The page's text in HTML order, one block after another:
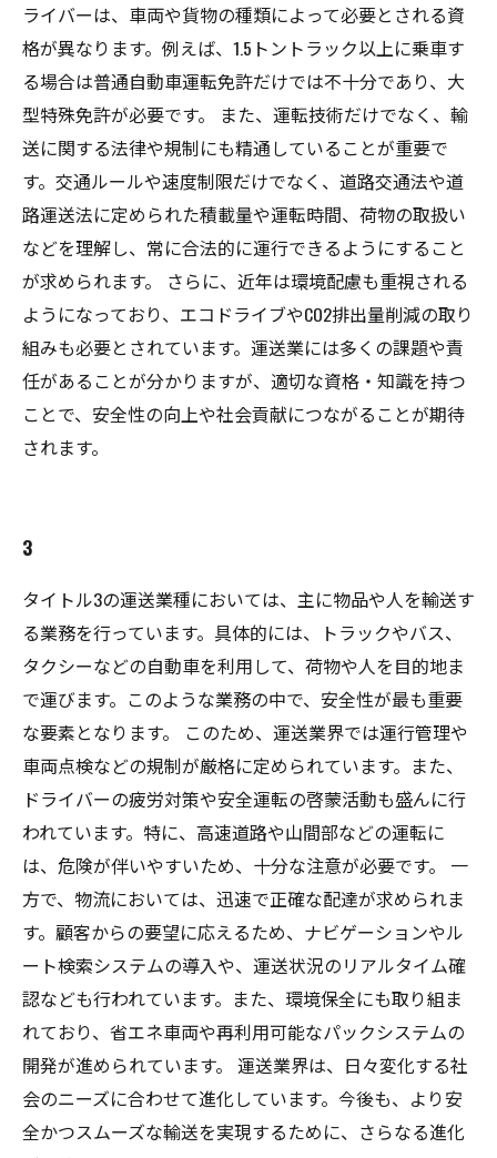
ライバーは、車両や貨物の種類によって必要とされる資
格が異なります。例えば、1.5トントラック以上に乗車す
る場合は普通自動車運転免許だけでは不十分であり、大
型特殊免許が必要です。 また、運転技術だけでなく、輸
送に関する法律や規制にも精通していることが重要で
す。交通ルールや速度制限だけでなく、道路交通法や道
路運送法に定められた積載量や運転時間、荷物の取扱い
などを理解し、常に合法的に運行できるようにすること
が求められます。 さらに、近年は環境配慮も重視される
ようになっており、エコドライブやCO2排出量削減の取り
組みも必要とされています。運送業には多くの課題や責
任があることが分かりますが、適切な資格・知識を持つ
ことで、安全性の向上や社会貢献につながることが期待
されます。
3
タイトル3の運送業種においては、主に物品や人を輸送す
る業務を行っています。具体的には、トラックやバス、
タクシーなどの自動車を利用して、荷物や人を目的地ま
で運びます。このような業務の中で、安全性が最も重要
な要素となります。 このため、運送業界では運行管理や
車両点検などの規制が厳格に定められています。また、
ドライバーの疲労対策や安全運転の啓蒙活動も盛んに行
われています。特に、高速道路や山間部などの運転に
は、危険が伴いやすいため、十分な注意が必要です。 一
方で、物流においては、迅速で正確な配達が求められま
す。顧客からの要望に応えるため、ナビゲーションやル
ート検索システムの導入や、運送状況のリアルタイム確
認なども行われています。また、環境保全にも取り組ま
れており、省エネ車両や再利用可能なパックシステムの
開発が進められています。 運送業界は、日々変化する社
会のニーズに合わせて進化しています。今後も、より安
全かつスムーズな輸送を実現するために、さらなる進化